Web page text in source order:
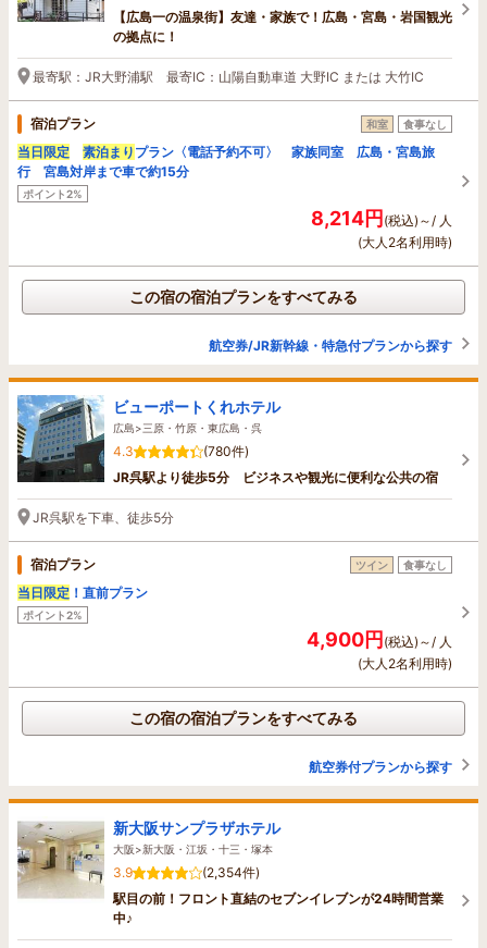
【広島一の温泉街】友達・家族で！広島・宮島・岩国観光
の拠点に！
最寄駅：JR大野浦駅 最寄IC：山陽自動車道 大野IC または 大竹IC
宿泊プラン 和室 食事なし
当日限定 素泊まり プラン〈電話予約不可〉 家族同室 広島・宮島旅
行 宮島対岸まで車で約15分
ポイント2%
8,214円(税込)～/ 人
(大人2名利用時)
この宿の宿泊プランをすべてみる
航空券/JR新幹線・特急付プランから探す
ビューポートくれホテル
広島>三原・竹原・東広島・呉
4.3
(780件)
JR呉駅より徒歩5分 ビジネスや観光に便利な公共の宿
JR呉駅を下車、徒歩5分
宿泊プラン ツイン 食事なし
当日限定 ！直前プラン
ポイント2%
4,900円(税込)～/ 人
(大人2名利用時)
この宿の宿泊プランをすべてみる
航空券付プランから探す
新大阪サンプラザホテル
大阪>新大阪・江坂・十三・塚本
3.9
(2,354件)
駅目の前！フロント直結のセブンイレブンが24時間営業
中♪